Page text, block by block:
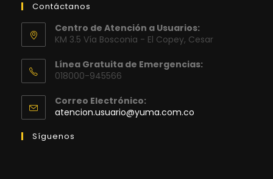
Contáctanos
Centro de Atención a Usuarios:
KM 3.5 Vía Bosconia - El Copey, Cesar
Línea Gratuita de Emergencias:
018000-945566
Correo Electrónico:
atencion.usuario@yuma.com.co
Síguenos